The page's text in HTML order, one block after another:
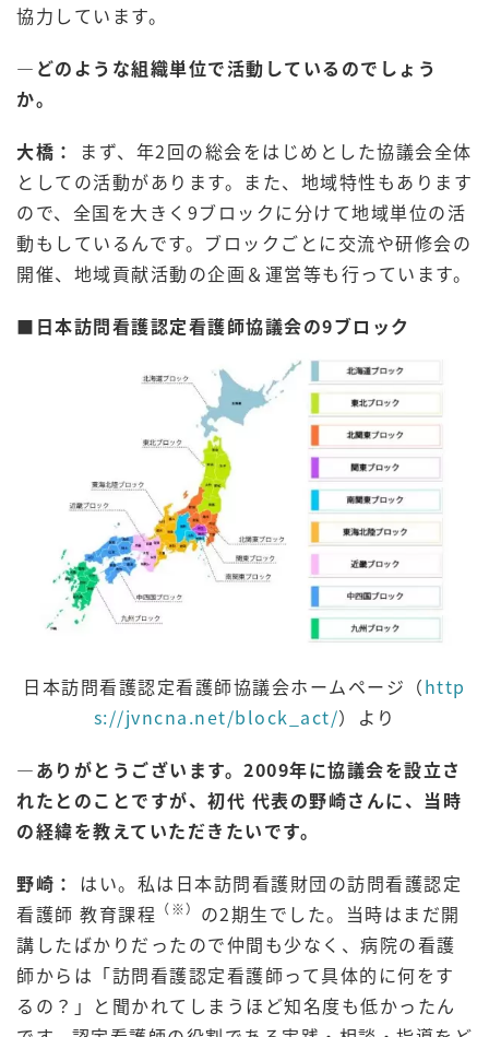
協力しています。
―どのような組織単位で活動しているのでしょう
か。
大橋 ：
まず、年2回の総会をはじめとした協議会全体
としての活動があります。また、地域特性もあります
ので、全国を大きく9ブロックに分けて地域単位の活
動もしているんです。ブロックごとに交流や研修会の
開催、地域貢献活動の企画＆運営等も行っています。
■日本訪問看護認定看護師協議会の9ブロック
日本訪問看護認定看護師協議会ホームページ（http
s://jvncna.net/block_act/）より
―ありがとうございます。2009年に協議会を設立さ
れたとのことですが、初代 代表の野崎さんに、当時
の経緯を教えていただきたいです。
野崎： はい。私は日本訪問看護財団の訪問看護認定
看護師 教育課程 （※） の2期生でした。当時はまだ開
講したばかりだったので仲間も少なく、病院の看護
師からは「訪問看護認定看護師って具体的に何をす
るの？」と聞かれてしまうほど知名度も低かったん